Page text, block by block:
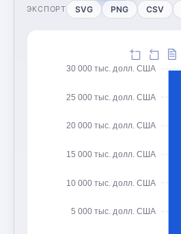
ЭКСПОРТ SVG PNG CSV
5 000 тыс. долл. США
10 000 тыс. долл. США
15 000 тыс. долл. США
20 000 тыс. долл. США
25 000 тыс. долл. США
30 000 тыс. долл. США